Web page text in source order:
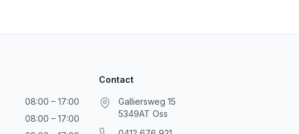
08:00 – 17:00
08:00 – 17:00
Contact
Galliersweg 15
5349AT Oss